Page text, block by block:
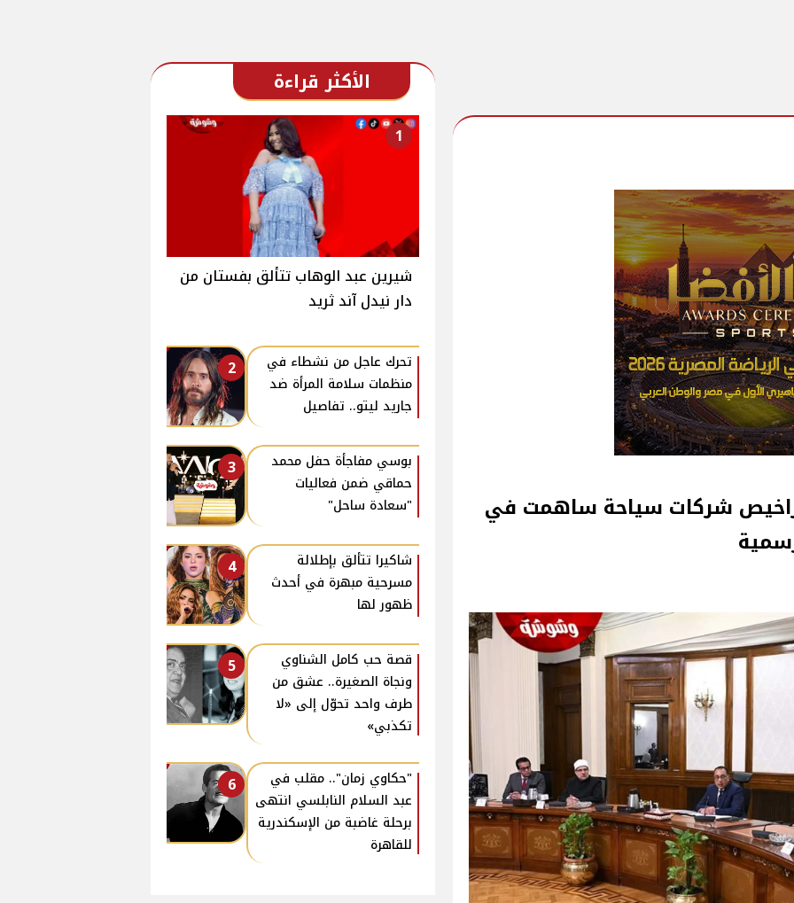
شركات سياحة ساهمت في
الأكثر قراءة
1
شيرين عبد الوهاب تتألق بفستان من
دار نيدل آند ثريد
2
تحرك عاجل من نشطاء في
منظمات سلامة المرأة ضد
جاريد ليتو.. تفاصيل
3
بوسي مفاجأة حفل محمد
حماقي ضمن فعاليات
"سعادة ساحل"
4
شاكيرا تتألق بإطلالة
مسرحية مبهرة في أحدث
ظهور لها
5
قصة حب كامل الشناوي
ونجاة الصغيرة.. عشق من
طرف واحد تحوّل إلى «لا
تكذبي»
6
"حكاوي زمان".. مقلب في
عبد السلام النابلسي انتهى
برحلة غاضبة من الإسكندرية
للقاهرة